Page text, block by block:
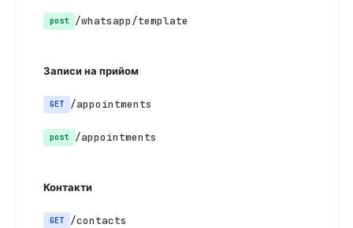
post /whatsapp/template
Записи на прийом
GET /appointments
post /appointments
Контакти
GET /contacts